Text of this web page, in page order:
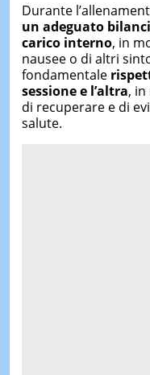
Durante
un adeguato
carico interno, in
nausee o di altri
fondamentale
sessione e l’altra,
di recuperare e di
salute.